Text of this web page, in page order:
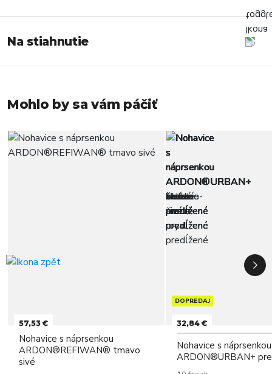
Na stiahnutie
Mohlo by sa vám páčiť
57,53 €
Nohavice s náprsenkou
ARDON®REFIWAN® tmavo
sivé
DOPREDAJ
32,84 €
Nohavice s náprsenkou
ARDON®URBAN+